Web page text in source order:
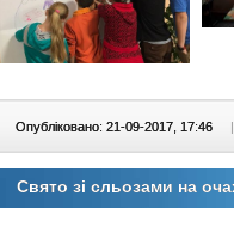
Опубліковано: 21-09-2017, 17:46
Свято зі сльозами на